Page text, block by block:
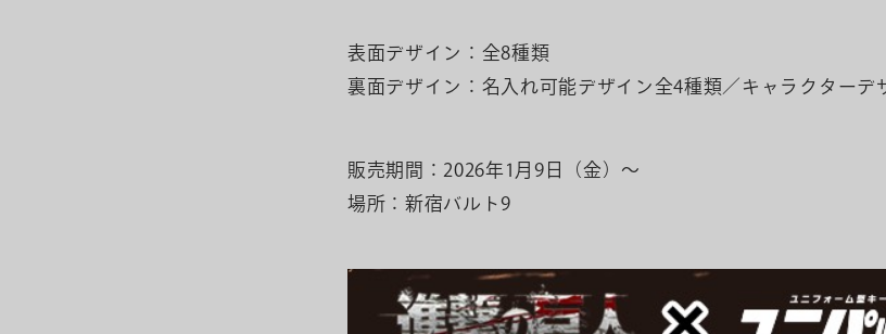
表面デザイン：全8種類
裏面デザイン：名入れ可能デザイン全4種類／キャラクターデ
販売期間：2026年1月9日（金）〜
場所：新宿バルト9